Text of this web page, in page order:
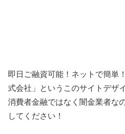
即日ご融資可能！ネットで簡単
式会社 」というこのサイトデザ
消費者金融ではなく闇金業者な
してください！